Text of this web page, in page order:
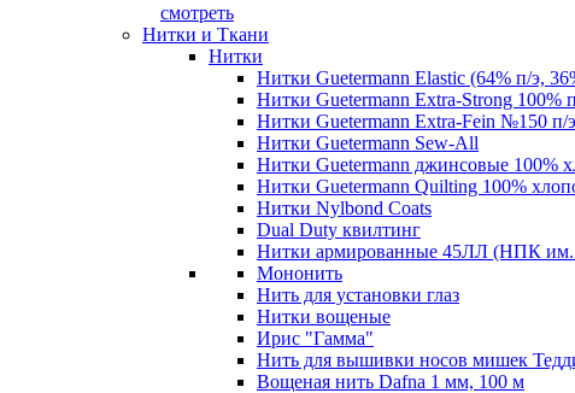
смотреть
Нитки и Ткани
Нитки
Нитки Guetermann Elastic (64% п/э,
Нитки Guetermann Extra-Strong 100%
Нитки Guetermann Extra-Fein №150 п/э
Нитки Guetermann Sew-All
Нитки Guetermann джинсовые 100%
Нитки Guetermann Quilting 100%
Нитки Nylbond Coats
Dual Duty квилтинг
Нитки армированные 45ЛЛ (НПК им.
Мононить
Нить для установки глаз
Нитки вощеные
Ирис "Гамма"
Нить для вышивки носов мишек
Вощеная нить Dafna 1 мм, 100 м